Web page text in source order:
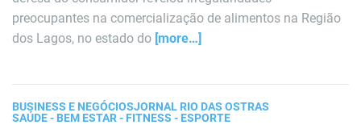
preocupantes na comercialização de alimentos na Região
dos Lagos, no estado do [more…]
BUSINESS E NEGÓCIOSJORNAL RIO DAS OSTRAS
SAÚDE - BEM ESTAR - FITNESS - ESPORTE